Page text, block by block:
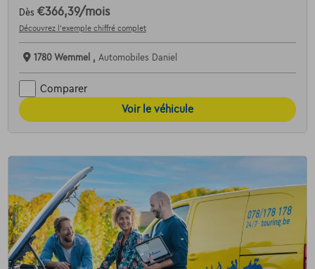
Dès €366,39/mois
Découvrez l’exemple chiffré complet
1780 Wemmel , Automobiles Daniel
Comparer
Voir le véhicule